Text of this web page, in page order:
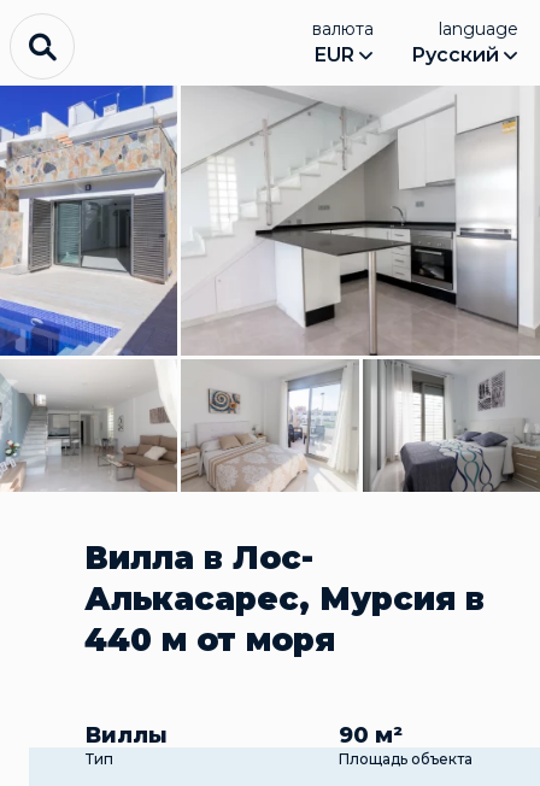
валюта
EUR
language
Русский
Вилла в Лос-
Алькасарес, Мурсия в
440 м от моря
Виллы
Тип
90 м²
Площадь объекта